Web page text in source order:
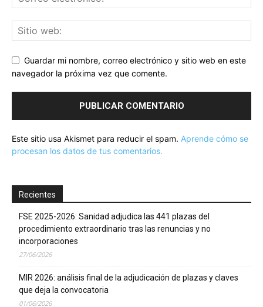
Guardar mi nombre, correo electrónico y sitio web en este
navegador la próxima vez que comente.
Este sitio usa Akismet para reducir el spam. Aprende cómo se
procesan los datos de tus comentarios.
Recientes
FSE 2025-2026: Sanidad adjudica las 441 plazas del
procedimiento extraordinario tras las renuncias y no
incorporaciones
27/06/2026
MIR 2026: análisis final de la adjudicación de plazas y claves
que deja la convocatoria
01/06/2026